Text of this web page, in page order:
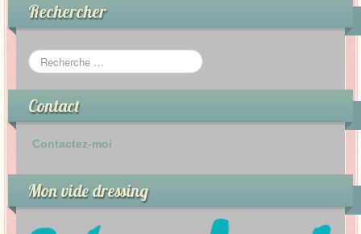
Rechercher
Contact
Contactez-moi
Mon vide dressing